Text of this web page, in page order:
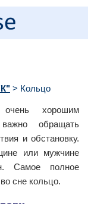
> Кольцо
хорошим
обращать
и обстановку.
или мужчине
Самое полное
сне кольцо.